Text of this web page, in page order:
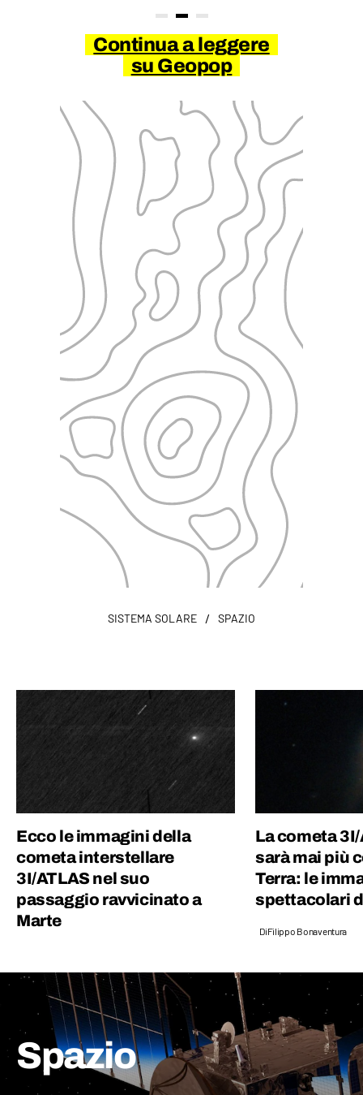
Continua a leggere
su Geopop
SISTEMA SOLARE / SPAZIO
Ecco le immagini della
cometa interstellare
3I/ATLAS nel suo
passaggio ravvicinato a
Marte
La cometa
sarà mai più
Terra: le
spettacolari
DiFilippo Bonaventura
Spazio